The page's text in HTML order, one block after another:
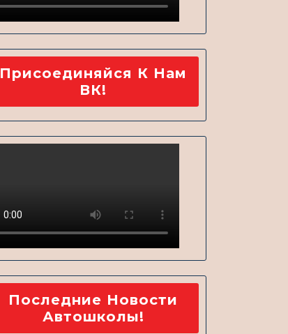
Присоединяйся К Нам
ВК!
Последние Новости
Автошколы!